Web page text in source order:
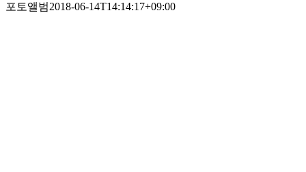
포토앨범2018-06-14T14:14:17+09:00